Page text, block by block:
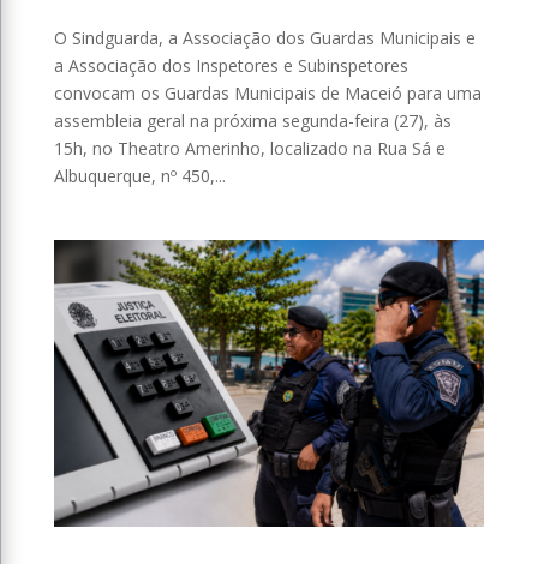
O Sindguarda, a Associação dos Guardas Municipais e
a Associação dos Inspetores e Subinspetores
convocam os Guardas Municipais de Maceió para uma
assembleia geral na próxima segunda-feira (27), às
15h, no Theatro Amerinho, localizado na Rua Sá e
Albuquerque, nº 450,...